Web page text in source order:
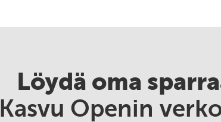
Löydä oma
Kasvu Openin